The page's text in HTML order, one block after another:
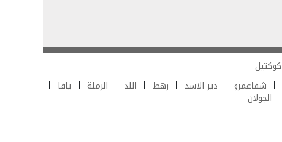
كوكتيل
شفاعمرو دير الاسد رهط اللد الرملة يافا
الجولان